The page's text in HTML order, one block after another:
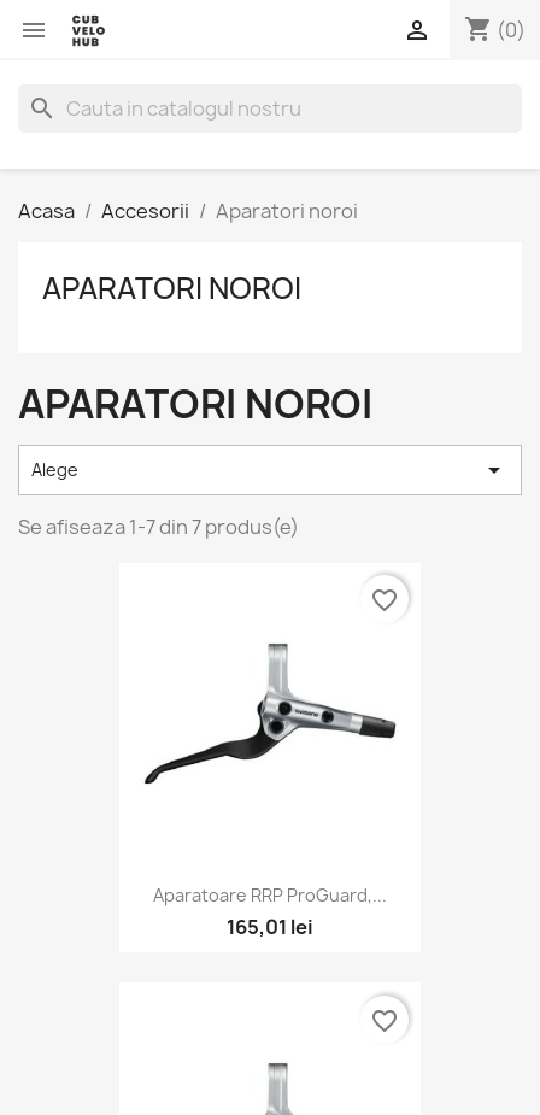
 shopping_cart (0)

search
Acasa Accesorii Aparatori noroi
APARATORI NOROI
APARATORI NOROI
Alege 
Se afiseaza 1-7 din 7 produs(e)
Aparatoare RRP ProGuard,...
165,01 lei
favorite_border
favorite_border